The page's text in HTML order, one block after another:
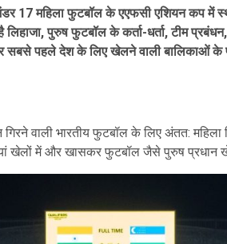
17 महिला फुटबॉल के एएफसी एशियन कप में
पुरुष फुटबॉल के कर्ता-धर्ता,टीम प्रबंधन
सबसे पहले देश के लिए खेलने वाली बालिकाओं के
वाली भारतीय फुटबॉल के लिए अंतत:
खेलों में और खासकर फुटबॉल जैसे पुरुष